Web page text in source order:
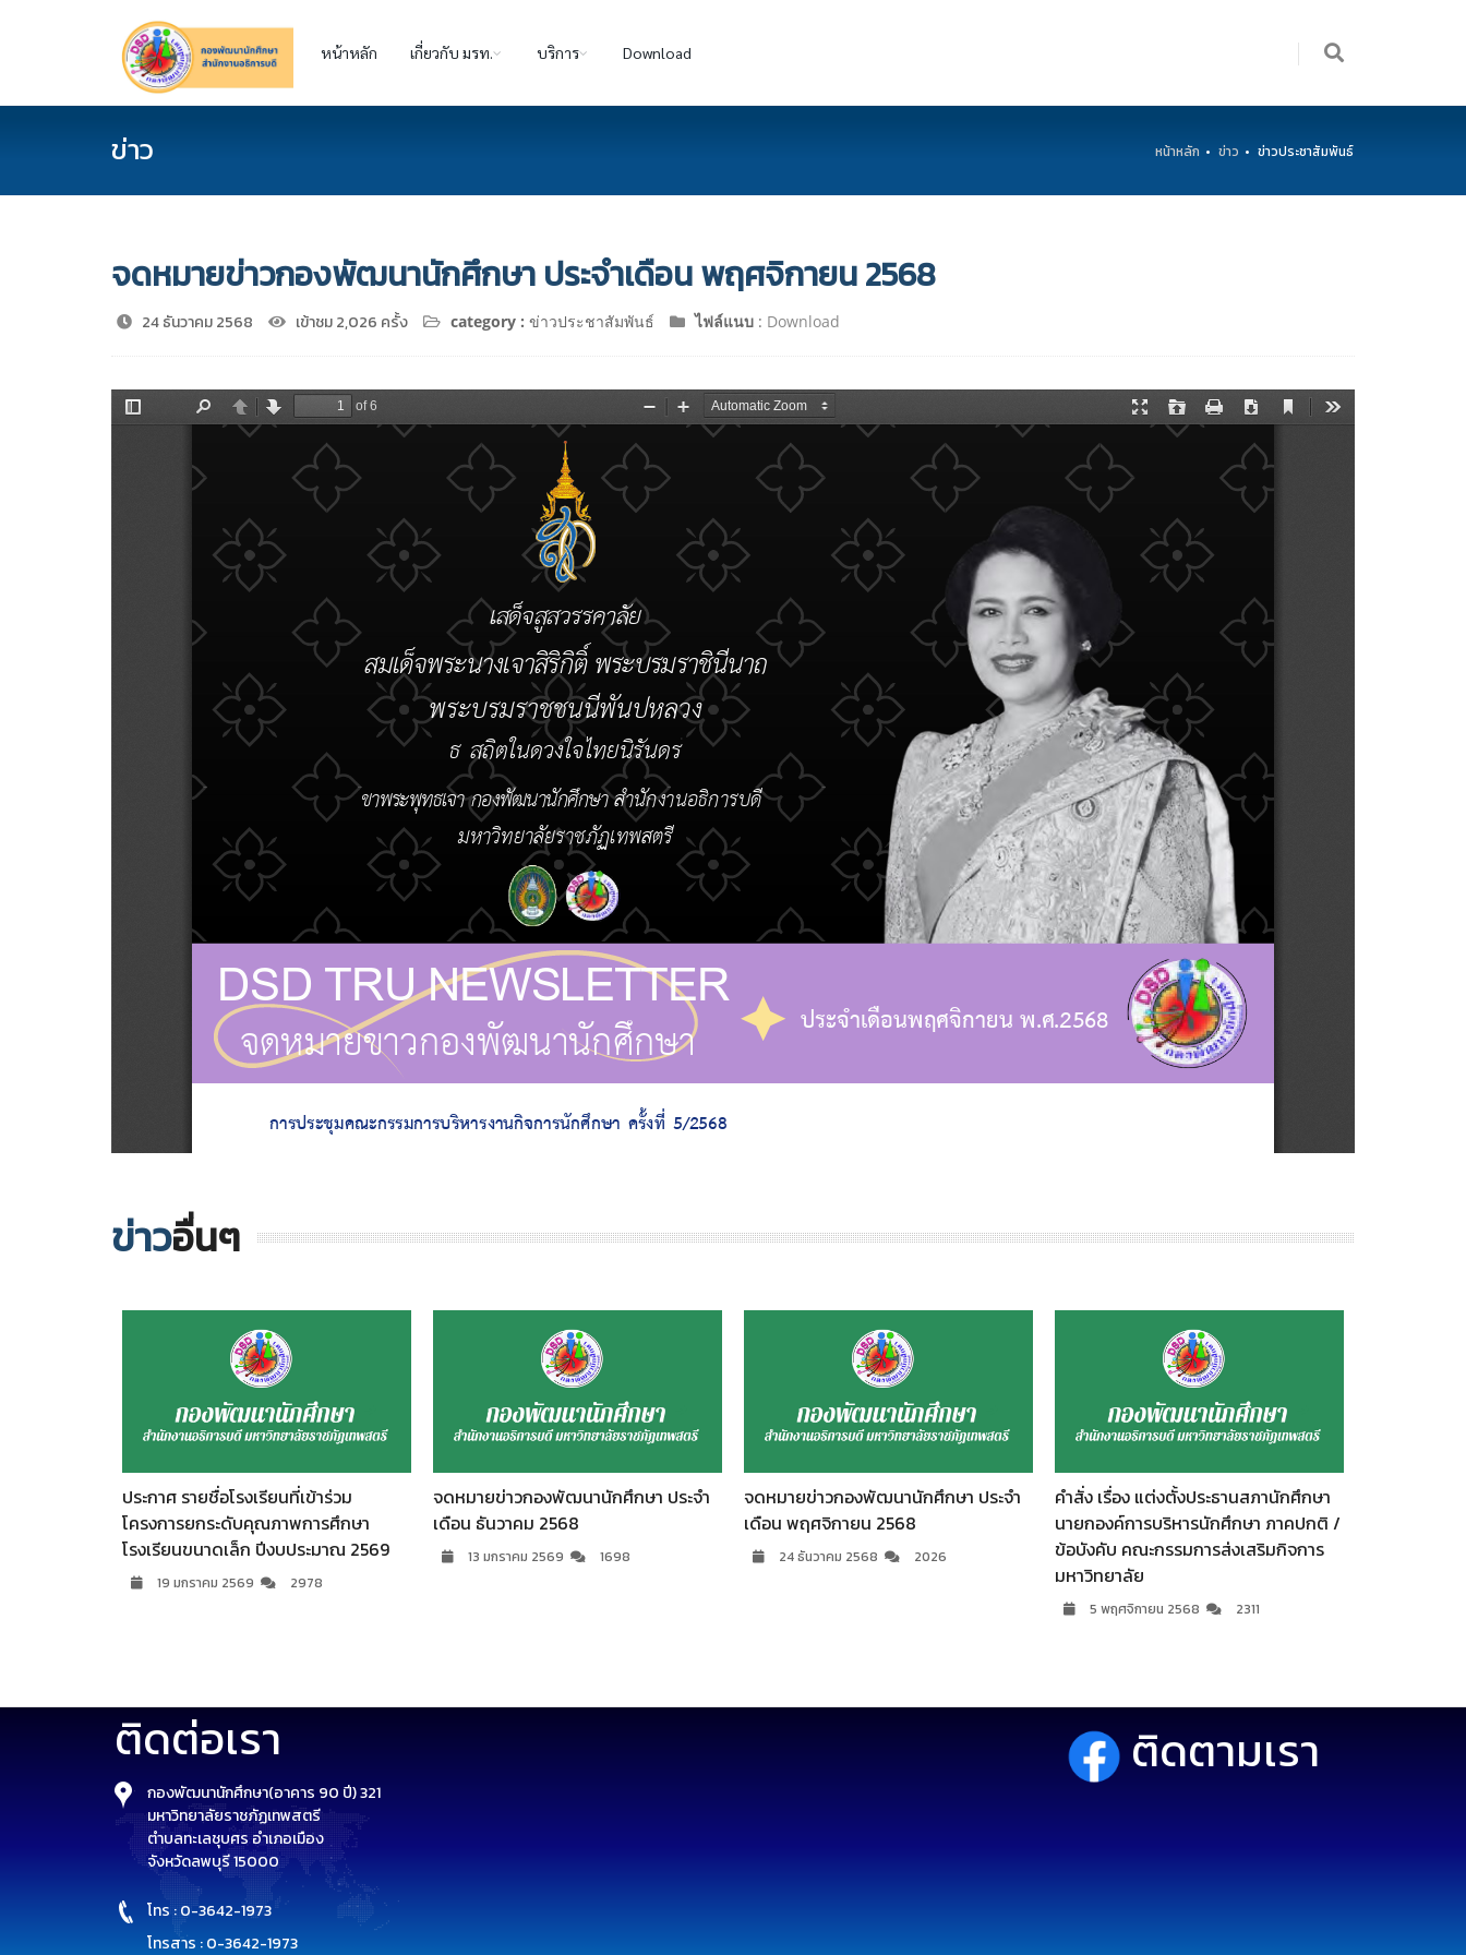
หน้าหลัก เกี่ยวกับ มรท. บริการ Download
ข่าว หน้าหลัก ข่าว ข่าวประชาสัมพันธ์
จดหมายข่าวกองพัฒนานักศึกษา ประจำเดือน พฤศจิกายน 2568
24 ธันวาคม 2568 เข้าชม 2,026 ครั้ง category : ข่าวประชาสัมพันธ์ ไฟล์แนบ : Download
ข่าวอื่นๆ
ประกาศ รายชื่อโรงเรียนที่เข้าร่วม
โครงการยกระดับคุณภาพการศึกษา
โรงเรียนขนาดเล็ก ปีงบประมาณ 2569
19 มกราคม 2569 2978
จดหมายข่าวกองพัฒนานักศึกษา ประจำ
เดือน ธันวาคม 2568
13 มกราคม 2569 1698
จดหมายข่าวกองพัฒนานักศึกษา ประจำ
เดือน พฤศจิกายน 2568
24 ธันวาคม 2568 2026
คำสั่ง เรื่อง แต่งตั้งประธานสภานักศึกษา
นายกองค์การบริหารนักศึกษา ภาคปกติ /
ข้อบังคับ คณะกรรมการส่งเสริมกิจการ
มหาวิทยาลัย
5 พฤศจิกายน 2568 2311
ติดต่อเรา
กองพัฒนานักศึกษา(อาคาร 90 ปี) 321
มหาวิทยาลัยราชภัฏเทพสตรี
ตำบลทะเลชุบศร อำเภอเมือง
จังหวัดลพบุรี 15000
โทร : 0-3642-1973
โทรสาร : 0-3642-1973
ติดตามเรา